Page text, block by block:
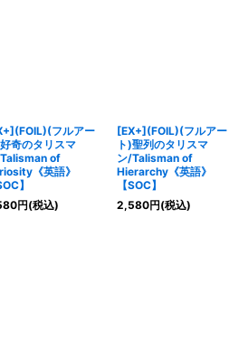
フルアー
好奇のタリスマ
of
《英語》
】
円(税込)
[EX+](FOIL)(フルアー
ト)聖列のタリスマ
ン/Talisman of
Hierarchy《英語》
【SOC】
2,580円(税込)